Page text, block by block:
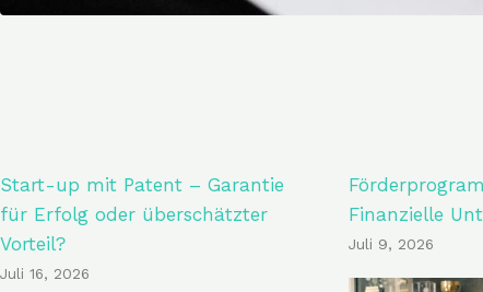
Start-up mit Patent – Garantie
für Erfolg oder überschätzter
Vorteil?
Juli 16, 2026
Finanzielle
Juli 9, 2026